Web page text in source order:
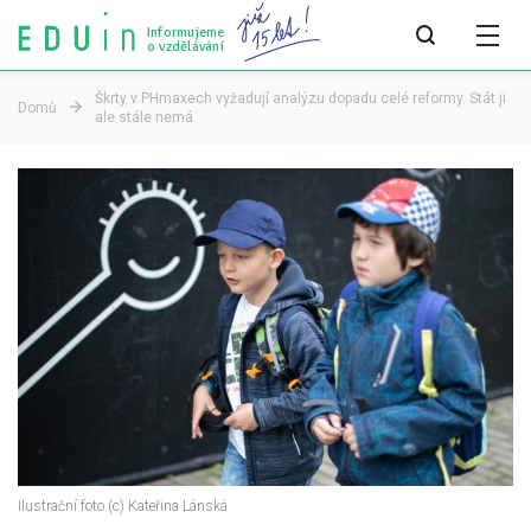
Informujeme
o vzdělávání
Všechny články
Týdeník bEDUin
Analýzy
Audit vzdělávacího systému
Tiskové zprávy
Domů
Škrty v PHmaxech vyžadují analýzu dopadu celé reformy. Stát ji
ale stále nemá
Ilustrační foto (c) Kateřina Lánská